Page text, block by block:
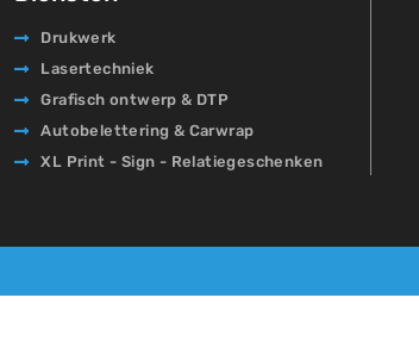
Drukwerk
Lasertechniek
Grafisch ontwerp & DTP
Autobelettering & Carwrap
XL Print - Sign - Relatiegeschenken